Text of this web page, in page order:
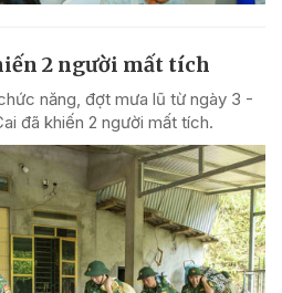
2 người mất tích
năng, đợt mưa lũ từ ngày 3 -
đã khiến 2 người mất tích.